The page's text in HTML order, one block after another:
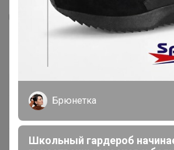
571102/6В КПБ 1,5 сп
1 298,13р
395,93р
Доставка ~ 4 дня с момента
Брюнетка
Школьный гардероб